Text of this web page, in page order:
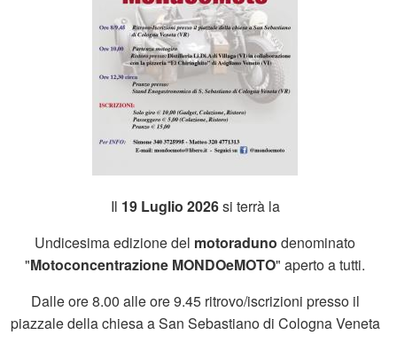
Il 19 Luglio 2026si terrà la
Undicesima edizione del motoraduno denominato
"Motoconcentrazione MONDOeMOTO" aperto a tutti.
Dalle ore 8.00 alle ore 9.45 ritrovo/iscrizioni presso il
piazzale della chiesa a San Sebastiano di Cologna Veneta